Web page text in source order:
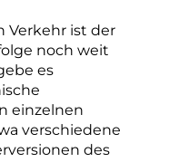
Verkehr ist der
noch weit
es
einzelnen
verschiedene
des